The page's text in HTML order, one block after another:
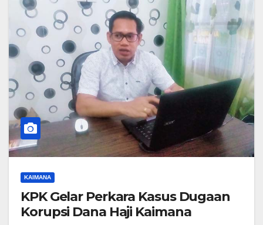
KAIMANA
KPK Gelar Perkara Kasus Dugaan
Korupsi Dana Haji Kaimana